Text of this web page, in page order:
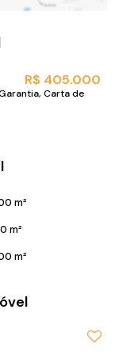
R$ 405.000
Carta de
m²
m²
m²